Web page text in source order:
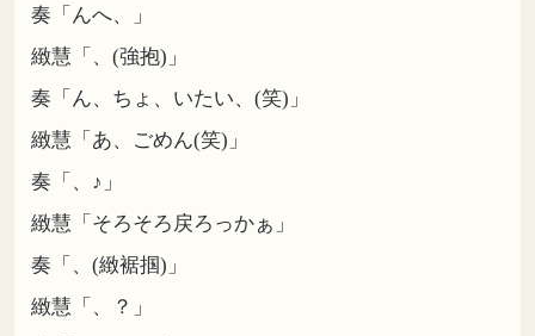
奏「んへ、」
緻慧「、(強抱)」
奏「ん、ちょ、いたい、(笑)」
緻慧「あ、ごめん(笑)」
奏「、♪」
緻慧「そろそろ戻ろっかぁ」
奏「、(緻裾掴)」
緻慧「、？」